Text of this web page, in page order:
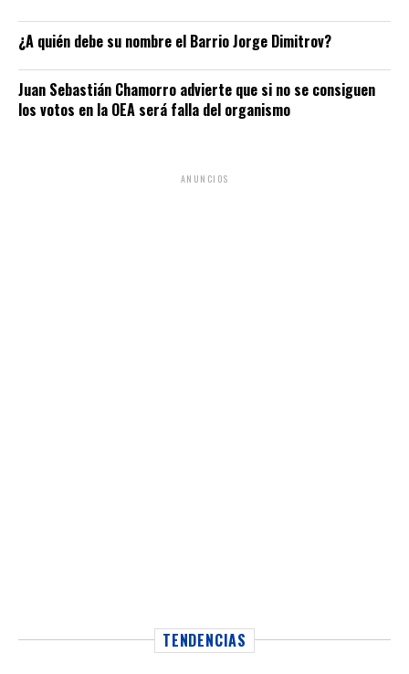
¿A quién debe su nombre el Barrio Jorge Dimitrov?
Juan Sebastián Chamorro advierte que si no se consiguen
los votos en la OEA será falla del organismo
ANUNCIOS
TENDENCIAS